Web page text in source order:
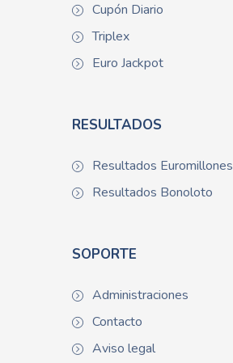
Cupón Diario
Triplex
Euro Jackpot
RESULTADOS
Resultados Euromillones
Resultados Bonoloto
SOPORTE
Administraciones
Contacto
Aviso legal